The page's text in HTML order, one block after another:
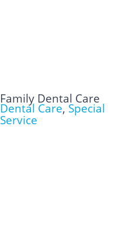
Family Dental Care
Dental Care, Special
Service